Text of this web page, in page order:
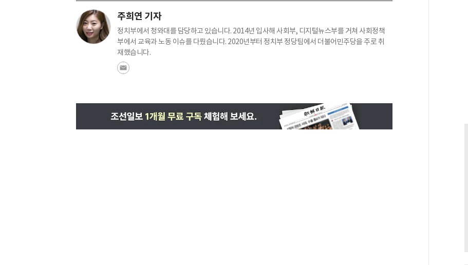
주희연 기자
정치부에서 청와대를 담당하고 있습니다. 2014년 입사해 사회부, 디지털뉴스부를 거쳐 사회정책
부에서 교육과 노동 이슈를 다뤘습니다. 2020년부터 정치부 정당팀에서 더불어민주당을 주로 취
재했습니다.